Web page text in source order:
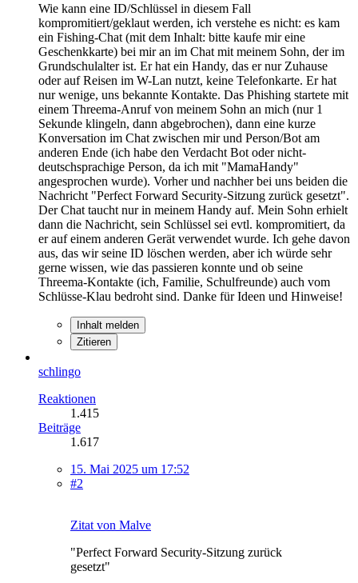
Wie kann eine ID/Schlüssel in diesem Fall
kompromitiert/geklaut werden, ich verstehe es nicht: es kam
ein Fishing-Chat (mit dem Inhalt: bitte kaufe mir eine
Geschenkkarte) bei mir an im Chat mit meinem Sohn, der im
Grundschulalter ist. Er hat ein Handy, das er nur Zuhause
oder auf Reisen im W-Lan nutzt, keine Telefonkarte. Er hat
nur wenige, uns bekannte Kontakte. Das Phishing startete mit
einem Threema-Anruf von meinem Sohn an mich (nur 1
Sekunde klingeln, dann abgebrochen), dann eine kurze
Konversation im Chat zwischen mir und Person/Bot am
anderen Ende (ich habe den Verdacht Bot oder nicht-
deutschsprachige Person, da ich mit "MamaHandy"
angesprochen wurde). Vorher und nachher bei uns beiden die
Nachricht "Perfect Forward Security-Sitzung zurück gesetzt".
Der Chat taucht nur in meinem Handy auf. Mein Sohn erhielt
dann die Nachricht, sein Schlüssel sei evtl. kompromitiert, da
er auf einem anderen Gerät verwendet wurde. Ich gehe davon
aus, das wir seine ID löschen werden, aber ich würde sehr
gerne wissen, wie das passieren konnte und ob seine
Threema-Kontakte (ich, Familie, Schulfreunde) auch vom
Schlüsse-Klau bedroht sind. Danke für Ideen und Hinweise!
Inhalt melden
Zitieren
schlingo
Reaktionen
1.415
Beiträge
1.617
15. Mai 2025 um 17:52
#2
Zitat von Malve
"Perfect Forward Security-Sitzung zurück
gesetzt"